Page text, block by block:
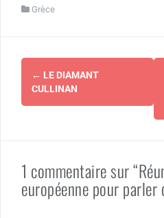
Grèce
Navigation
d'article
← LE DIAMANT
CULLINAN
1 commentaire sur
européenne pour parler